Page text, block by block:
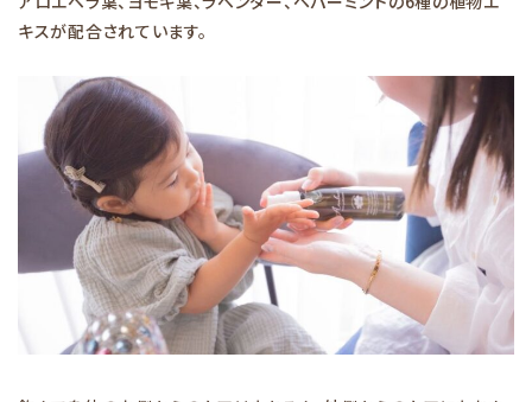
キスが配合されています。